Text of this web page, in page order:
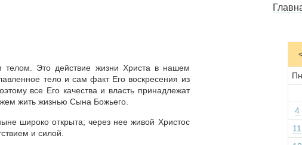
Это действие жизни Христа в нашем
тело и сам факт Его воскресения из
все Его качества и власть принадлежат
жить жизнью Сына Божьего.
широко открыта; через нее живой Христос
и силой.
Пн
4
11